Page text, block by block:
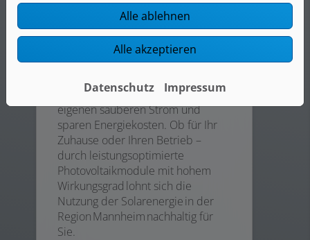
Photovoltaik
Mit Photovoltaik (PV) verwandeln
Sie die Kraft der Sonne in Ihren
eigenen sauberen Strom und
sparen Energiekosten. Ob für Ihr
Zuhause oder Ihren Betrieb –
durch leistungsoptimierte
Photovoltaikmodule mit hohem
Wirkungsgrad lohnt sich die
Nutzung der Solarenergie in der
Region Mannheim nachhaltig für
Sie.
Alle ablehnen
Alle akzeptieren
Datenschutz Impressum